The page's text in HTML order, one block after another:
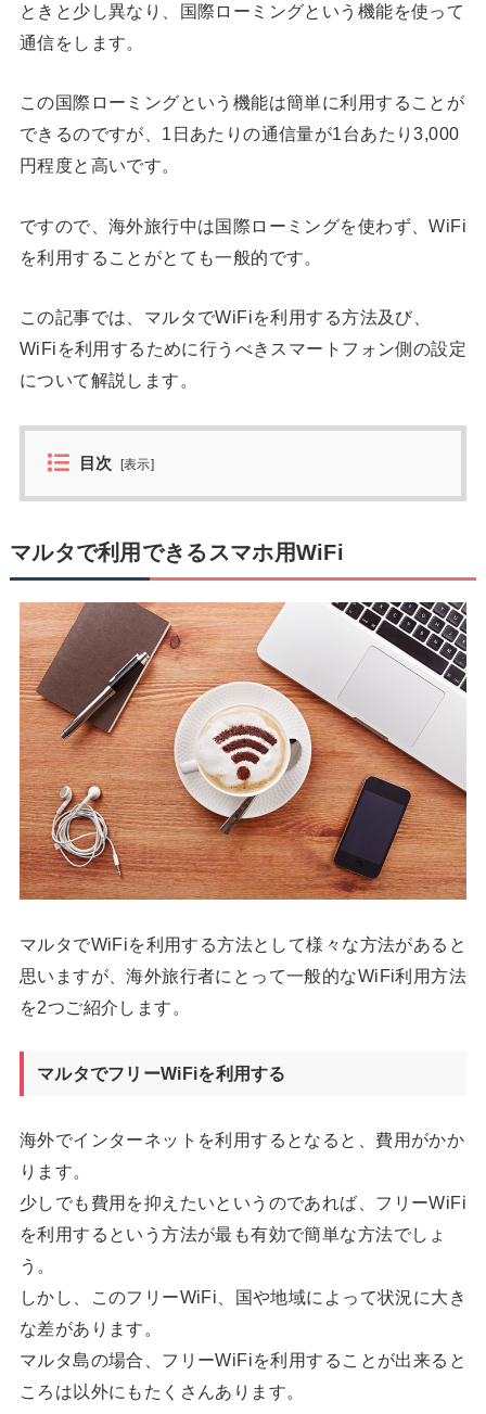
ときと少し異なり、国際ローミングという機能を使って
通信をします。
この国際ローミングという機能は簡単に利用することが
できるのですが、1日あたりの通信量が1台あたり3,000
円程度と高いです。
ですので、海外旅行中は国際ローミングを使わず、WiFi
を利用することがとても一般的です。
この記事では、マルタでWiFiを利用する方法及び、
WiFiを利用するために行うべきスマートフォン側の設定
について解説します。
目次 [表示]
マルタで利用できるスマホ用WiFi
マルタでWiFiを利用する方法として様々な方法があると
思いますが、海外旅行者にとって一般的なWiFi利用方法
を2つご紹介します。
マルタでフリーWiFiを利用する
海外でインターネットを利用するとなると、費用がかか
ります。
少しでも費用を抑えたいというのであれば、フリーWiFi
を利用するという方法が最も有効で簡単な方法でしょ
う。
しかし、このフリーWiFi、国や地域によって状況に大き
な差があります。
マルタ島の場合、フリーWiFiを利用することが出来ると
ころは以外にもたくさんあります。